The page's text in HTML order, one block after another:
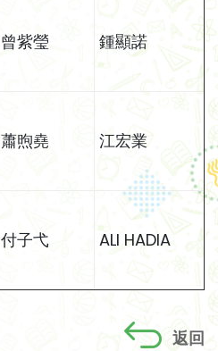
曾紫瑩 鍾顯諾
蕭煦堯 江宏業
付子弋 ALI HADIA
返回